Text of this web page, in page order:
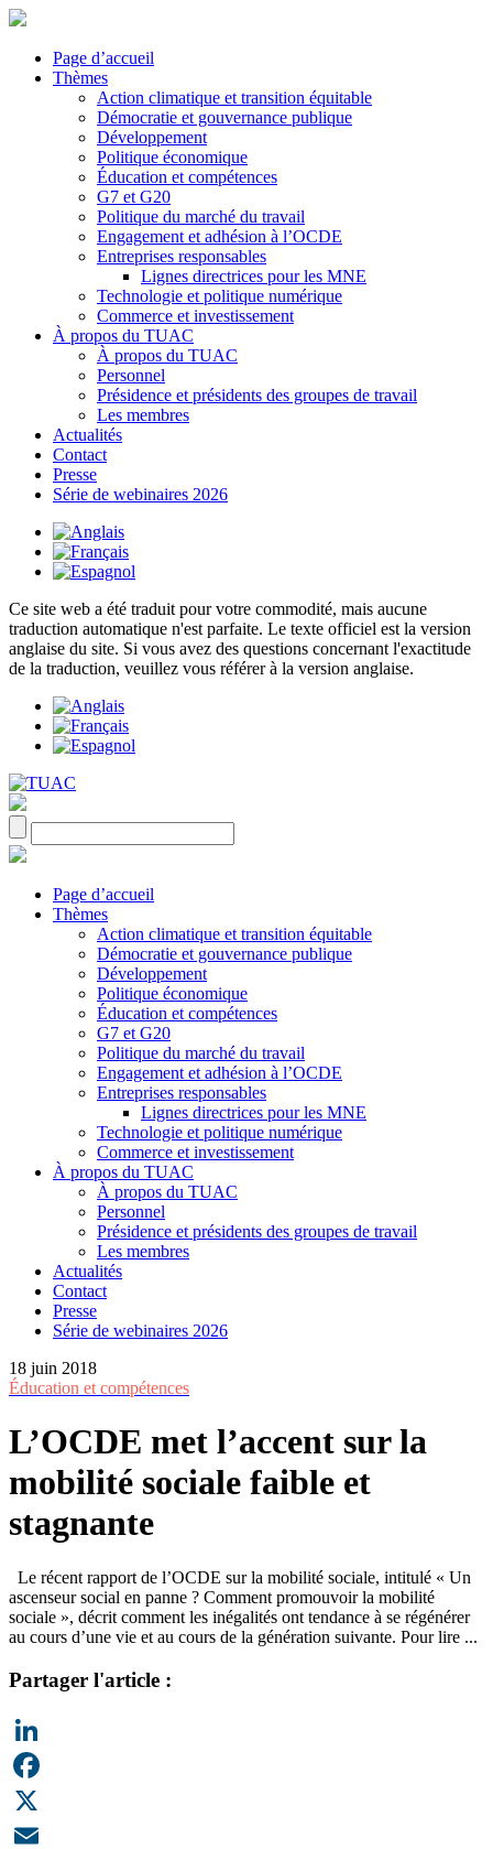
Page d’accueil
Thèmes
Action climatique et transition équitable
Démocratie et gouvernance publique
Développement
Politique économique
Éducation et compétences
G7 et G20
Politique du marché du travail
Engagement et adhésion à l’OCDE
Entreprises responsables
Lignes directrices pour les MNE
Technologie et politique numérique
Commerce et investissement
À propos du TUAC
À propos du TUAC
Personnel
Présidence et présidents des groupes de travail
Les membres
Actualités
Contact
Presse
Série de webinaires 2026
Ce site web a été traduit pour votre commodité, mais aucune
traduction automatique n'est parfaite. Le texte officiel est la version
anglaise du site. Si vous avez des questions concernant l'exactitude
de la traduction, veuillez vous référer à la version anglaise.
Page d’accueil
Thèmes
Action climatique et transition équitable
Démocratie et gouvernance publique
Développement
Politique économique
Éducation et compétences
G7 et G20
Politique du marché du travail
Engagement et adhésion à l’OCDE
Entreprises responsables
Lignes directrices pour les MNE
Technologie et politique numérique
Commerce et investissement
À propos du TUAC
À propos du TUAC
Personnel
Présidence et présidents des groupes de travail
Les membres
Actualités
Contact
Presse
Série de webinaires 2026
18 juin 2018
Éducation et compétences
L’OCDE met l’accent sur la
mobilité sociale faible et
stagnante
Le récent rapport de l’OCDE sur la mobilité sociale, intitulé « Un
ascenseur social en panne ? Comment promouvoir la mobilité
sociale », décrit comment les inégalités ont tendance à se régénérer
au cours d’une vie et au cours de la génération suivante. Pour lire ...
Partager l'article :
LinkedIn
Facebook
X